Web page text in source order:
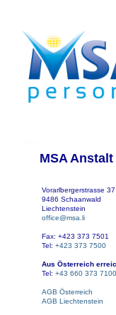
MSA Anstalt
Vorarlbergerstrasse 37
9486 Schaanwald
Liechtenstein
office@msa.li
Fax: +423 373 7501
Tel: +423 373 7500
Aus Österreich
Tel: +43 660 373 7100
AGB Österreich
AGB Liechtenstein